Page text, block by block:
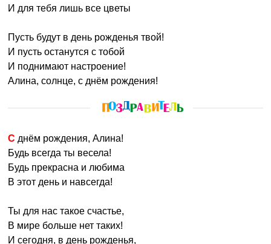
И для тебя лишь все цветы
Пусть будут в день рожденья твой!
И пусть останутся с тобой
И поднимают настроение!
Алина, солнце, с днём рождения!
С днём рождения, Алина!
Будь всегда ты весела!
Будь прекрасна и любима
В этот день и навсегда!
Ты для нас такое счастье,
В мире больше нет таких!
И сегодня, в день рожденья,